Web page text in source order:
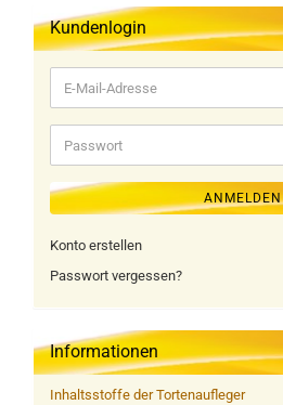
Kundenlogin
E-
Mail-
Adresse
Passwort
ANMELDEN
Konto erstellen
Passwort vergessen?
Informationen
Inhaltsstoffe der Tortenaufleger